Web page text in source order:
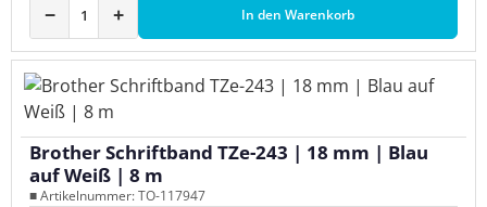
− + In den Warenkorb
Brother Schriftband TZe-243 | 18 mm | Blau
auf Weiß | 8 m
■ Artikelnummer: TO-117947